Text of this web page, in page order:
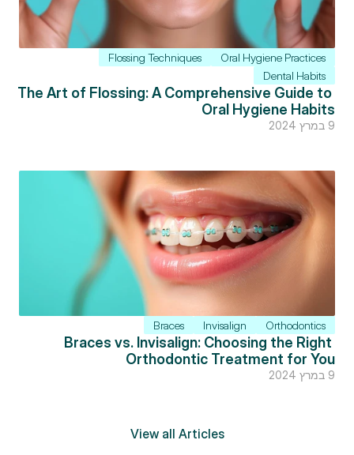
Oral Hygiene Practices
Flossing Techniques
Dental Habits
The Art of Flossing: A Comprehensive Guide to
Oral Hygiene Habits
9 במרץ 2024
Orthodontics
Invisalign
Braces
Braces vs. Invisalign: Choosing the Right
Orthodontic Treatment for You
9 במרץ 2024
View all Articles